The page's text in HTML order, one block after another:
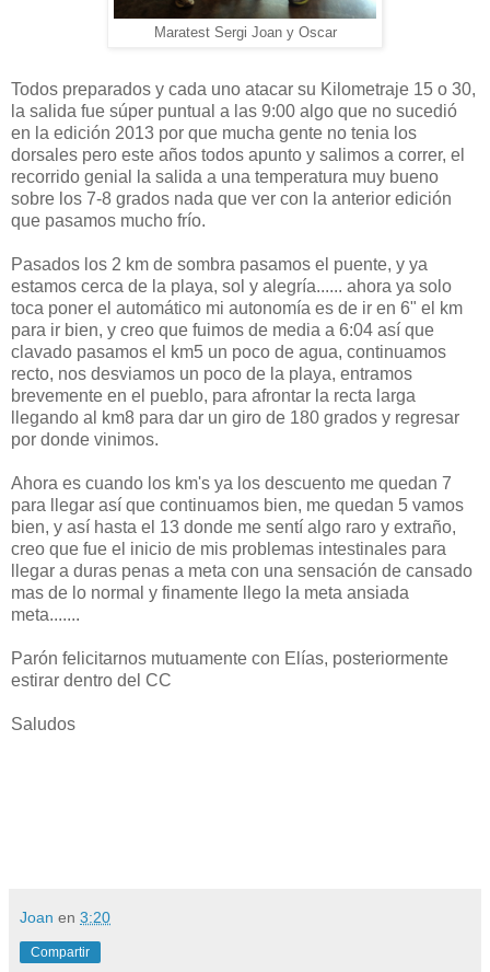
Maratest Sergi Joan y Oscar
Todos preparados y cada uno atacar su Kilometraje 15 o 30,
la salida fue súper puntual a las 9:00 algo que no sucedió
en la edición 2013 por que mucha gente no tenia los
dorsales pero este años todos apunto y salimos a correr, el
recorrido genial la salida a una temperatura muy bueno
sobre los 7-8 grados nada que ver con la anterior edición
que pasamos mucho frío.
Pasados los 2 km de sombra pasamos el puente, y ya
estamos cerca de la playa, sol y alegría...... ahora ya solo
toca poner el automático mi autonomía es de ir en 6" el km
para ir bien, y creo que fuimos de media a 6:04 así que
clavado pasamos el km5 un poco de agua, continuamos
recto, nos desviamos un poco de la playa, entramos
brevemente en el pueblo, para afrontar la recta larga
llegando al km8 para dar un giro de 180 grados y regresar
por donde vinimos.
Ahora es cuando los km's ya los descuento me quedan 7
para llegar así que continuamos bien, me quedan 5 vamos
bien, y así hasta el 13 donde me sentí algo raro y extraño,
creo que fue el inicio de mis problemas intestinales para
llegar a duras penas a meta con una sensación de cansado
mas de lo normal y finamente llego la meta ansiada
meta.......
Parón felicitarnos mutuamente con Elías, posteriormente
estirar dentro del CC
Saludos
Joan en 3:20
Compartir